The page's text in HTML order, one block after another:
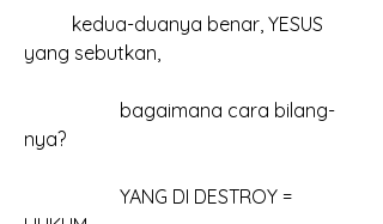
yang sebutkan,
nya?